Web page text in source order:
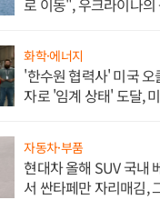
로 이동", 우크라이나의
화학·에너지
'한수원 협력사' 미국 오
자로 '임계 상태' 도달,
자동차·부품
현대차 올해 SUV 국내
서 싼타페만 자리매김,